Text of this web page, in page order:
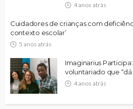
4 anos atrás
Cuidadores de crianças com
contexto escolar’
5 anos atrás
Imaginarius
voluntariado que “dá
4 anos atrás